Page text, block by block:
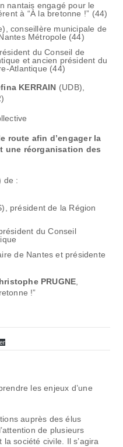
nantais engagé pour le
à “À la bretonne !” (44)
conseillère municipale de
Métropole (44)
du Conseil de
et ancien président du
Atlantique (44)
KERRAIN (UDB),
route afin d’engager la
une réorganisation des
de :
président de la Région
du Conseil
de Nantes et présidente
PRUGNE
!”
les enjeux d’une
auprès des élus
de plusieurs
société civile. Il s’agira